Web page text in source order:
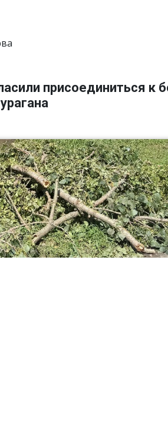
присоединиться к